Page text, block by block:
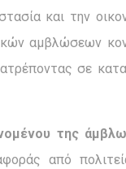
και την
αμβλώσεων
σε
της
από